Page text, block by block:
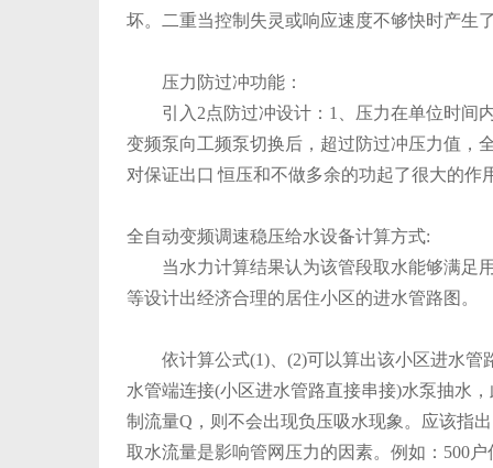
坏。二重当控制失灵或响应速度不够快时产生
压力防过冲功能：
引入2点防过冲设计：1、压力在单位时间内
变频泵向工频泵切换后，超过防过冲压力值，
对保证出口 恒压和不做多余的功起了很大的作
全自动变频调速稳压给水设备计算方式:
当水力计算结果认为该管段取水能够满足用
等设计出经济合理的居住小区的进水管路图。
依计算公式(1)、(2)可以算出该小区进水管
水管端连接(小区进水管路直接串接)水泵抽水
制流量Q，则不会出现负压吸水现象。应该指
取水流量是影响管网压力的因素。例如：500